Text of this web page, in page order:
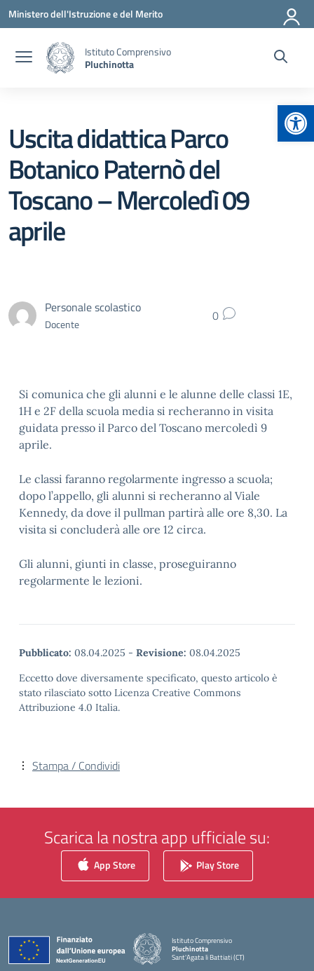
Vai ai contenuti
Vai al menu di navigazione
Vai al footer
Ministero dell'Istruzione e del Merito
Istituto Comprensivo
Pluchinotta
Uscita didattica Parco
Botanico Paternò del
Toscano – Mercoledì 09
aprile
Personale scolastico
Docente 0
Si comunica che gli alunni e le alunne delle classi 1E,
1H e 2F della scuola media si recheranno in visita
guidata presso il Parco del Toscano mercoledì 9
aprile.
Le classi faranno regolarmente ingresso a scuola;
dopo l’appello, gli alunni si recheranno al Viale
Kennedy, da dove il pullman partirà alle ore 8,30. La
visita si concluderà alle ore 12 circa.
Gli alunni, giunti in classe, proseguiranno
regolarmente le lezioni.
Pubblicato: 08.04.2025 - Revisione: 08.04.2025
Eccetto dove diversamente specificato, questo articolo è
stato rilasciato sotto Licenza Creative Commons
Attribuzione 4.0 Italia.
Stampa / Condividi
Scarica la nostra app ufficiale su:
App Store Play Store
Istituto Comprensivo
Pluchinotta
Sant'Agata li Battiati (CT)
— Visita la pagina iniziale della scuola